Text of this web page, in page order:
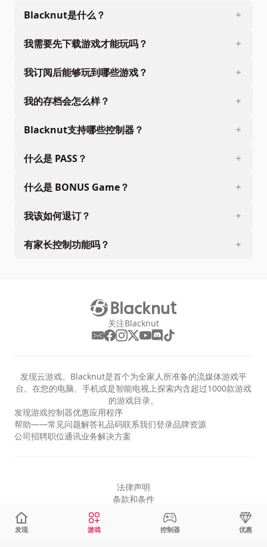
Blacknut是什么？
我需要先下载游戏才能玩吗？
我订阅后能够玩到哪些游戏？
我的存档会怎么样？
Blacknut支持哪些控制器？
什么是 PASS？
什么是 BONUS Game？
我该如何退订？
有家长控制功能吗？
关注Blacknut
发现云游戏。Blacknut是首个为全家人所准备的流媒体游戏平
台。在您的电脑、手机或是智能电视上探索内含超过1000款游戏
的游戏目录。
发现游戏控制器优惠应用程序
帮助——常见问题解答礼品码联系我们登录品牌资源
公司招聘职位通讯业务解决方案
法律声明
条款和条件
发现 游戏 控制器 优惠